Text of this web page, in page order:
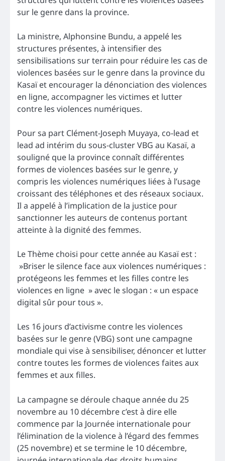
sur le genre dans la province.
La ministre, Alphonsine Bundu, a appelé les
structures présentes, à intensifier des
sensibilisations sur terrain pour réduire les cas de
violences basées sur le genre dans la province du
Kasaï et encourager la dénonciation des violences
en ligne, accompagner les victimes et lutter
contre les violences numériques.
Pour sa part Clément-Joseph Muyaya, co-lead et
lead ad intérim du sous-cluster VBG au Kasaï, a
souligné que la province connaît différentes
formes de violences basées sur le genre, y
compris les violences numériques liées à l’usage
croissant des téléphones et des réseaux sociaux.
Il a appelé à l’implication de la justice pour
sanctionner les auteurs de contenus portant
atteinte à la dignité des femmes.
Le Thème choisi pour cette année au Kasaï est :
»Briser le silence face aux violences numériques :
protégeons les femmes et les filles contre les
violences en ligne » avec le slogan : « un espace
digital sûr pour tous ».
Les 16 jours d’activisme contre les violences
basées sur le genre (VBG) sont une campagne
mondiale qui vise à sensibiliser, dénoncer et lutter
contre toutes les formes de violences faites aux
femmes et aux filles.
La campagne se déroule chaque année du 25
novembre au 10 décembre c’est à dire elle
commence par la Journée internationale pour
l’élimination de la violence à l’égard des femmes
(25 novembre) et se termine le 10 décembre,